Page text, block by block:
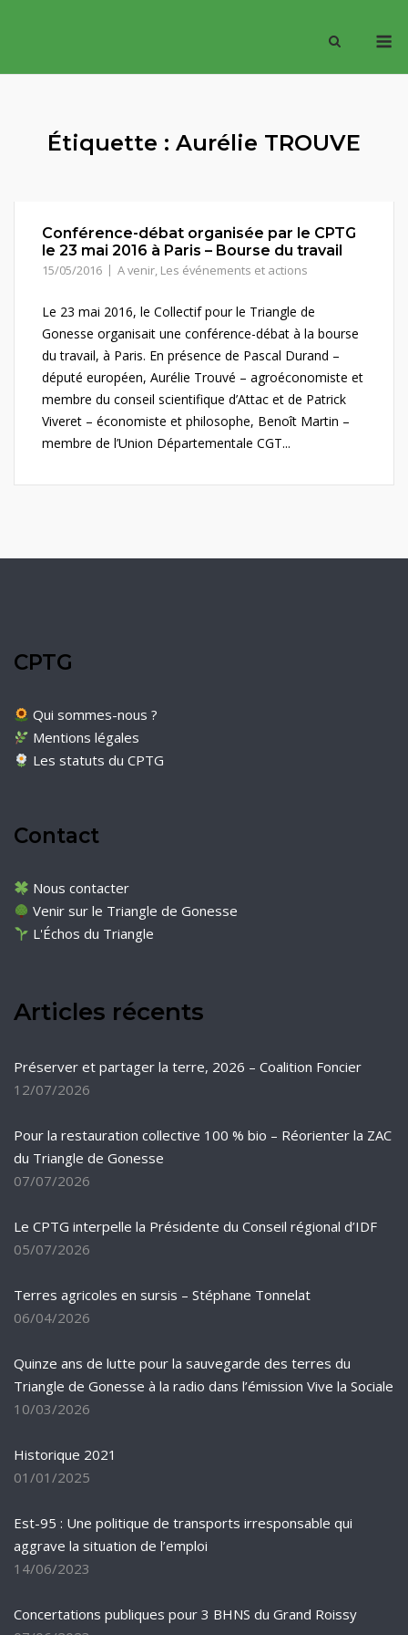
Étiquette : Aurélie TROUVE
Conférence-débat organisée par le CPTG
le 23 mai 2016 à Paris – Bourse du travail
15/05/2016 A venir, Les événements et actions
Le 23 mai 2016, le Collectif pour le Triangle de
Gonesse organisait une conférence-débat à la bourse
du travail, à Paris. En présence de Pascal Durand –
député européen, Aurélie Trouvé – agroéconomiste et
membre du conseil scientifique d’Attac et de Patrick
Viveret – économiste et philosophe, Benoît Martin –
membre de l’Union Départementale CGT...
CPTG
Qui sommes-nous ?
Mentions légales
Les statuts du CPTG
Contact
Nous contacter
Venir sur le Triangle de Gonesse
L'Échos du Triangle
Articles récents
Préserver et partager la terre, 2026 – Coalition Foncier
12/07/2026
Pour la restauration collective 100 % bio – Réorienter la ZAC
du Triangle de Gonesse
07/07/2026
Le CPTG interpelle la Présidente du Conseil régional d’IDF
05/07/2026
Terres agricoles en sursis – Stéphane Tonnelat
06/04/2026
Quinze ans de lutte pour la sauvegarde des terres du
Triangle de Gonesse à la radio dans l’émission Vive la Sociale
10/03/2026
Historique 2021
01/01/2025
Est-95 : Une politique de transports irresponsable qui
aggrave la situation de l’emploi
14/06/2023
Concertations publiques pour 3 BHNS du Grand Roissy